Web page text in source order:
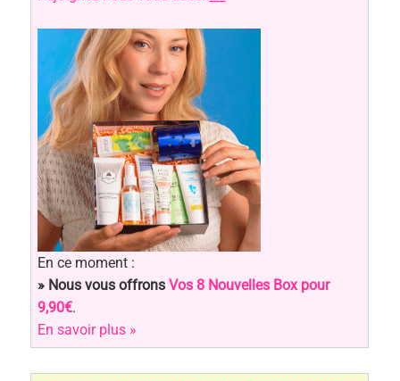
En ce moment :
» Nous vous offronsVos 8 Nouvelles Box pour
9,90€.
En savoir plus »